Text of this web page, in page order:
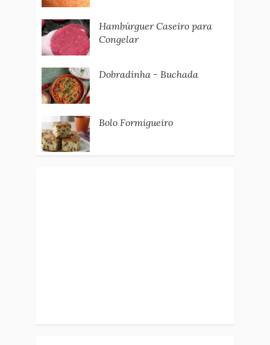
Hambúrguer Caseiro para
Congelar
Dobradinha - Buchada
Bolo Formigueiro